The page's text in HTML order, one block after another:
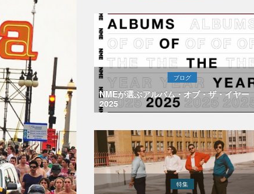
ブログ
NMEが選ぶアルバム・オブ・ザ・イヤー
2025
特集